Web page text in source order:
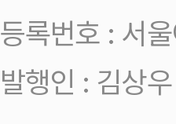
등록번호 : 서
발행인 : 김상